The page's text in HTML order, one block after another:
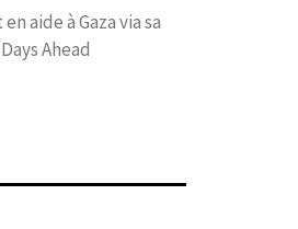
aide à Gaza via sa
Ahead